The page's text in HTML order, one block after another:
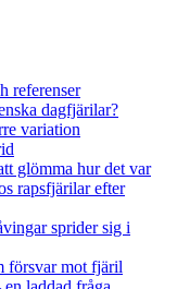
referenser
dagfjärilar?
variation
glömma hur det var
rapsfjärilar efter
sprider sig i
försvar mot fjäril